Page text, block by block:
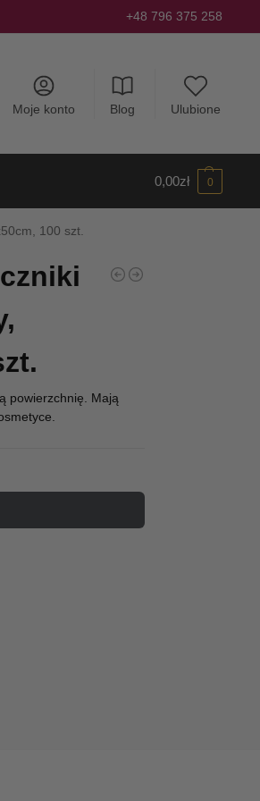
+48 796 375 258
Moje konto Blog Ulubione
0,00zł 0
100 szt.
powierzchnię. Mają